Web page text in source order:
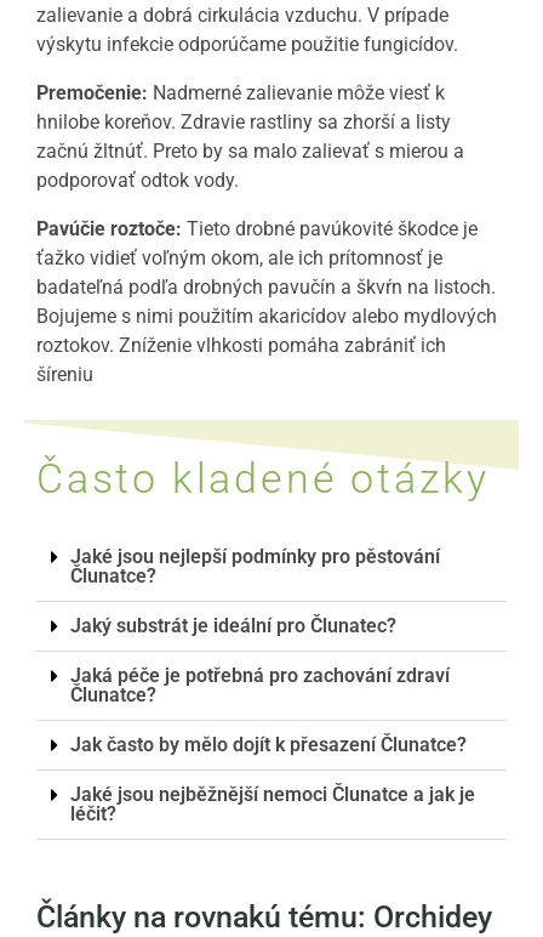
zalievanie a dobrá cirkulácia vzduchu. V prípade
výskytu infekcie odporúčame použitie fungicídov.
Premočenie: Nadmerné zalievanie môže viesť k
hnilobe koreňov. Zdravie rastliny sa zhorší a listy
začnú žltnúť. Preto by sa malo zalievať s mierou a
podporovať odtok vody.
Pavúčie roztoče: Tieto drobné pavúkovité škodce je
ťažko vidieť voľným okom, ale ich prítomnosť je
badateľná podľa drobných pavučín a škvŕn na listoch.
Bojujeme s nimi použitím akaricídov alebo mydlových
roztokov. Zníženie vlhkosti pomáha zabrániť ich
šíreniu
Často kladené otázky
Jaké jsou nejlepší podmínky pro pěstování
Člunatce?
Jaký substrát je ideální pro Člunatec?
Jaká péče je potřebná pro zachování zdraví
Člunatce?
Jak často by mělo dojít k přesazení Člunatce?
Jaké jsou nejběžnější nemoci Člunatce a jak je
léčit?
Články na rovnakú tému: Orchidey